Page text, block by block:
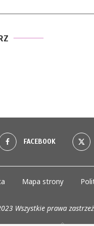
FACEBOOK
Mapa strony
Wszystkie prawa